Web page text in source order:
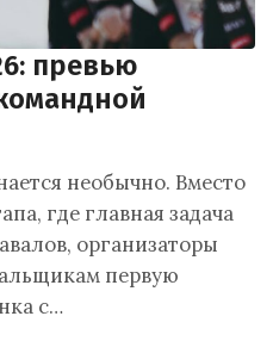
превью
необычно. Вместо
где главная задача
организаторы
первую
с…